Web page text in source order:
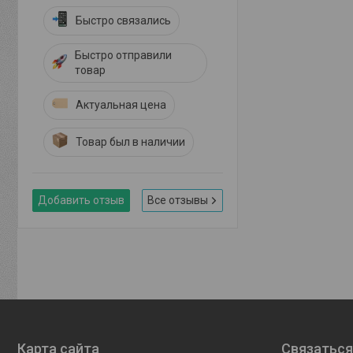
Быстро связались
Быстро отправили
товар
Актуальная цена
Товар был в наличии
Добавить отзыв Все отзывы
Карта сайта